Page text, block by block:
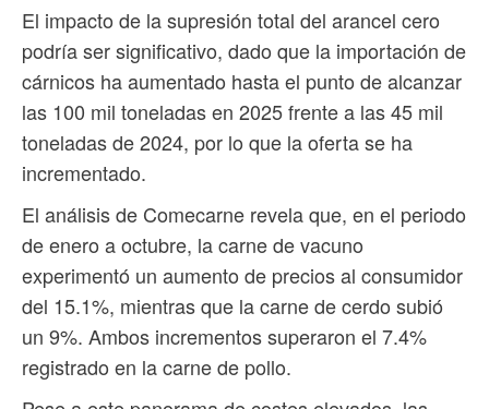
El impacto de la supresión total del arancel cero
podría ser significativo, dado que la importación de
cárnicos ha aumentado hasta el punto de alcanzar
las 100 mil toneladas en 2025 frente a las 45 mil
toneladas de 2024, por lo que la oferta se ha
incrementado.
El análisis de Comecarne revela que, en el periodo
de enero a octubre, la carne de vacuno
experimentó un aumento de precios al consumidor
del 15.1%, mientras que la carne de cerdo subió
un 9%. Ambos incrementos superaron el 7.4%
registrado en la carne de pollo.